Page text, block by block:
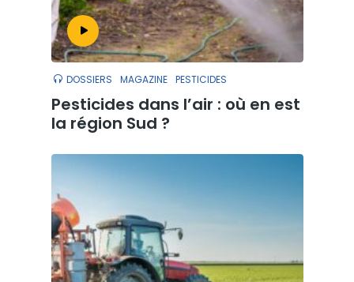
DOSSIERS MAGAZINE PESTICIDES
Pesticides dans l’air : où en est
la région Sud ?